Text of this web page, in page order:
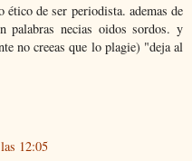
de ser periodista. ademas de
palabras necias oidos sordos. y
no creeas que lo plagie) "deja al
12:05